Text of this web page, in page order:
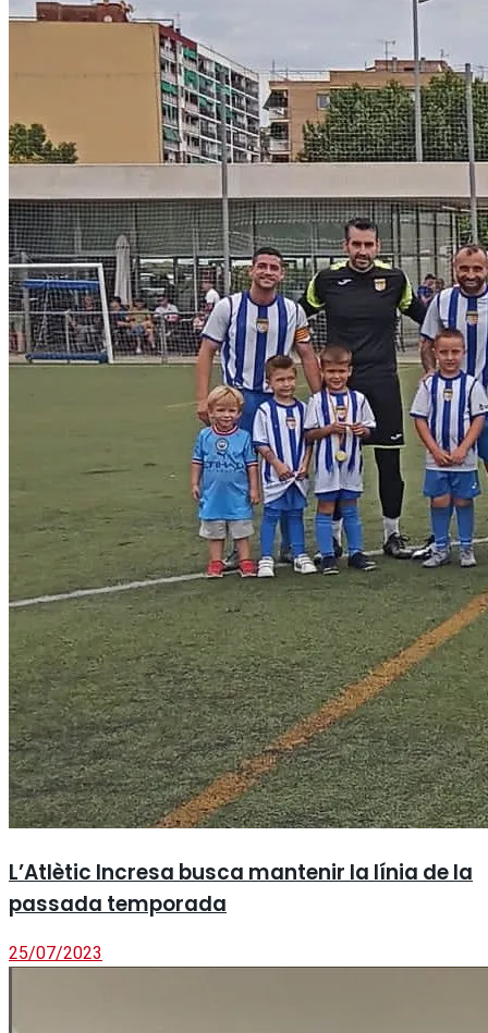
L’Atlètic Incresa busca mantenir la línia de la
passada temporada
25/07/2023